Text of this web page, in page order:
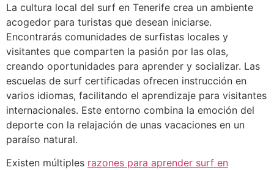
La cultura local del surf en Tenerife crea un ambiente
acogedor para turistas que desean iniciarse.
Encontrarás comunidades de surfistas locales y
visitantes que comparten la pasión por las olas,
creando oportunidades para aprender y socializar. Las
escuelas de surf certificadas ofrecen instrucción en
varios idiomas, facilitando el aprendizaje para visitantes
internacionales. Este entorno combina la emoción del
deporte con la relajación de unas vacaciones en un
paraíso natural.
Existen múltiples razones para aprender surf en